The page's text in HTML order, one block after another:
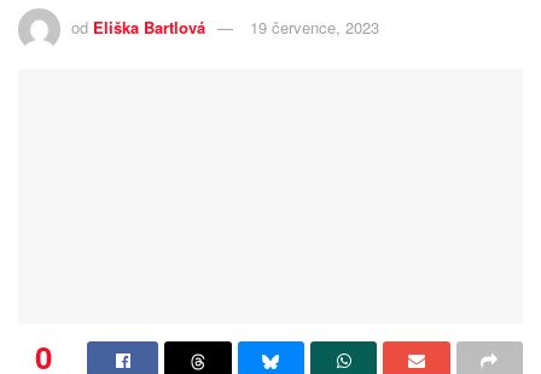
od Eliška Bartlová 19 července, 2023
0